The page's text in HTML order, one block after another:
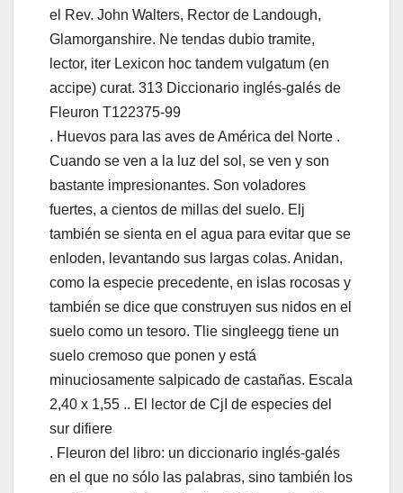
el Rev. John Walters, Rector de Landough,
Glamorganshire. Ne tendas dubio tramite,
lector, iter Lexicon hoc tandem vulgatum (en
accipe) curat. 313 Diccionario inglés-galés de
Fleuron T122375-99
. Huevos para las aves de América del Norte .
Cuando se ven a la luz del sol, se ven y son
bastante impresionantes. Son voladores
fuertes, a cientos de millas del suelo. Elj
también se sienta en el agua para evitar que se
enloden, levantando sus largas colas. Anidan,
como la especie precedente, en islas rocosas y
también se dice que construyen sus nidos en el
suelo como un tesoro. Tlie singleegg tiene un
suelo cremoso que ponen y está
minuciosamente salpicado de castañas. Escala
2,40 x 1,55 .. El lector de CjI de especies del
sur difiere
. Fleuron del libro: un diccionario inglés-galés
en el que no sólo las palabras, sino también los